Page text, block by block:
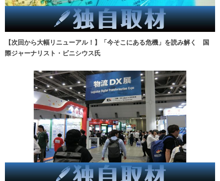
【次回から大幅リニューアル！】「今そこにある危機」を読み解く 国
際ジャーナリスト・ビニシウス氏